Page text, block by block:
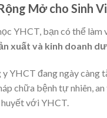
Mở cho Sinh
YHCT, bạn có thể làm
xuất và kinh doanh
YHCT đang ngày
chữa bệnh tự nhiên,
với YHCT.